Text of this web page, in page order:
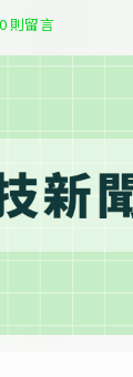
0 則留言